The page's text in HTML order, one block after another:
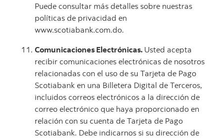
Puede consultar más detalles sobre nuestras
políticas de privacidad en
www.scotiabank.com.do.
Comunicaciones Electrónicas. Usted acepta
recibir comunicaciones electrónicas de nosotros
relacionadas con el uso de su Tarjeta de Pago
Scotiabank en una Billetera Digital de Terceros,
incluidos correos electrónicos a la dirección de
correo electrónico que haya proporcionado en
relación con su cuenta de Tarjeta de Pago
Scotiabank. Debe indicarnos si su dirección de